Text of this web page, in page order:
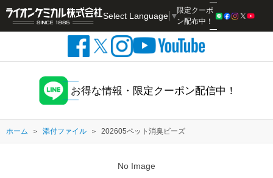
Select Language ▼
限定クーポ
ン配布中！
お得な情報・限定クーポン配信中！
ホーム 添付ファイル 202605ペット消臭ビーズ
No Image
検索